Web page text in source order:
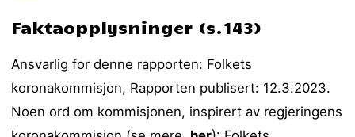
Faktaopplysninger (s.143)
Ansvarlig for denne rapporten: Folkets
koronakommisjon, Rapporten publisert: 12.3.2023.
Noen ord om kommisjonen, inspirert av regjeringens